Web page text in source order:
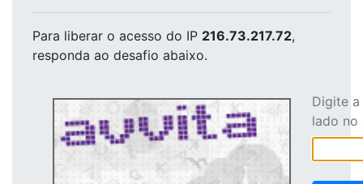
Para liberar o acesso do IP 216.73.217.72,
responda ao desafio abaixo.
Digite
lado no